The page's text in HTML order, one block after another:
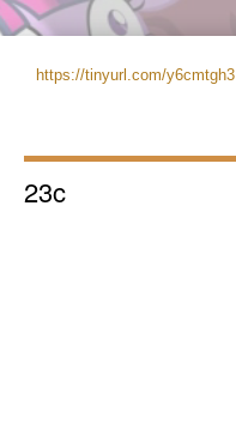
https://tinyurl.com/y6cmtgh3
23c